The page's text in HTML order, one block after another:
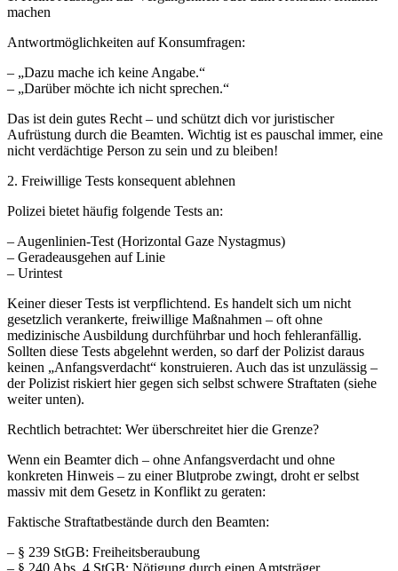
machen
Antwortmöglichkeiten auf Konsumfragen:
– „Dazu mache ich keine Angabe.“
– „Darüber möchte ich nicht sprechen.“
Das ist dein gutes Recht – und schützt dich vor juristischer
Aufrüstung durch die Beamten. Wichtig ist es pauschal immer, eine
nicht verdächtige Person zu sein und zu bleiben!
2. Freiwillige Tests konsequent ablehnen
Polizei bietet häufig folgende Tests an:
– Augenlinien-Test (Horizontal Gaze Nystagmus)
– Geradeausgehen auf Linie
– Urintest
Keiner dieser Tests ist verpflichtend. Es handelt sich um nicht
gesetzlich verankerte, freiwillige Maßnahmen – oft ohne
medizinische Ausbildung durchführbar und hoch fehleranfällig.
Sollten diese Tests abgelehnt werden, so darf der Polizist daraus
keinen „Anfangsverdacht“ konstruieren. Auch das ist unzulässig –
der Polizist riskiert hier gegen sich selbst schwere Straftaten (siehe
weiter unten).
Rechtlich betrachtet: Wer überschreitet hier die Grenze?
Wenn ein Beamter dich – ohne Anfangsverdacht und ohne
konkreten Hinweis – zu einer Blutprobe zwingt, droht er selbst
massiv mit dem Gesetz in Konflikt zu geraten:
Faktische Straftatbestände durch den Beamten:
– § 239 StGB: Freiheitsberaubung
– § 240 Abs. 4 StGB: Nötigung durch einen Amtsträger